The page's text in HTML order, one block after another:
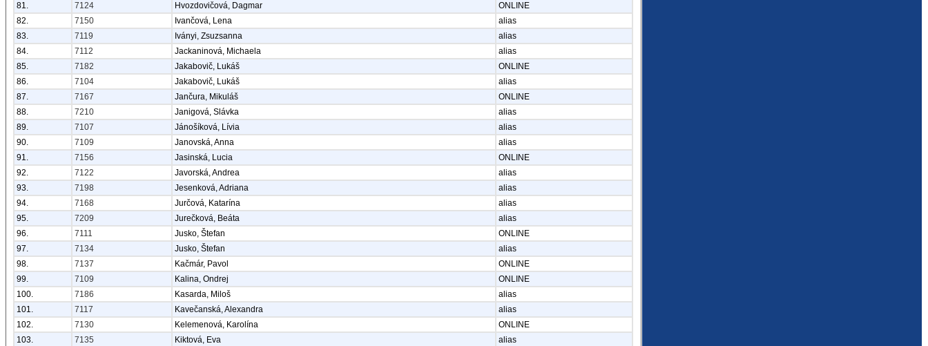
81.
7124 Hvozdovičová, Dagmar
ONLINE
82.
7150 Ivančová, Lena
alias
83.
7119 Iványi, Zsuzsanna
alias
84.
7112 Jackaninová, Michaela
alias
85.
7182 Jakabovič, Lukáš
ONLINE
86.
7104 Jakabovič, Lukáš
alias
87.
7167 Jančura, Mikuláš
ONLINE
88.
7210 Janigová, Slávka
alias
89.
7107 Jánošíková, Lívia
alias
90.
7109 Janovská, Anna
alias
91.
7156 Jasinská, Lucia
ONLINE
92.
7122 Javorská, Andrea
alias
93.
7198 Jesenková, Adriana
alias
94.
7168 Jurčová, Katarína
alias
95.
7209 Jurečková, Beáta
alias
96.
7111 Jusko, Štefan
ONLINE
97.
7134 Jusko, Štefan
alias
98.
7137 Kačmár, Pavol
ONLINE
99.
7109 Kalina, Ondrej
ONLINE
100.
7186 Kasarda, Miloš
alias
101.
7117 Kavečanská, Alexandra
alias
102.
7130 Kelemenová, Karolína
ONLINE
103.
7135 Kiktová, Eva
alias